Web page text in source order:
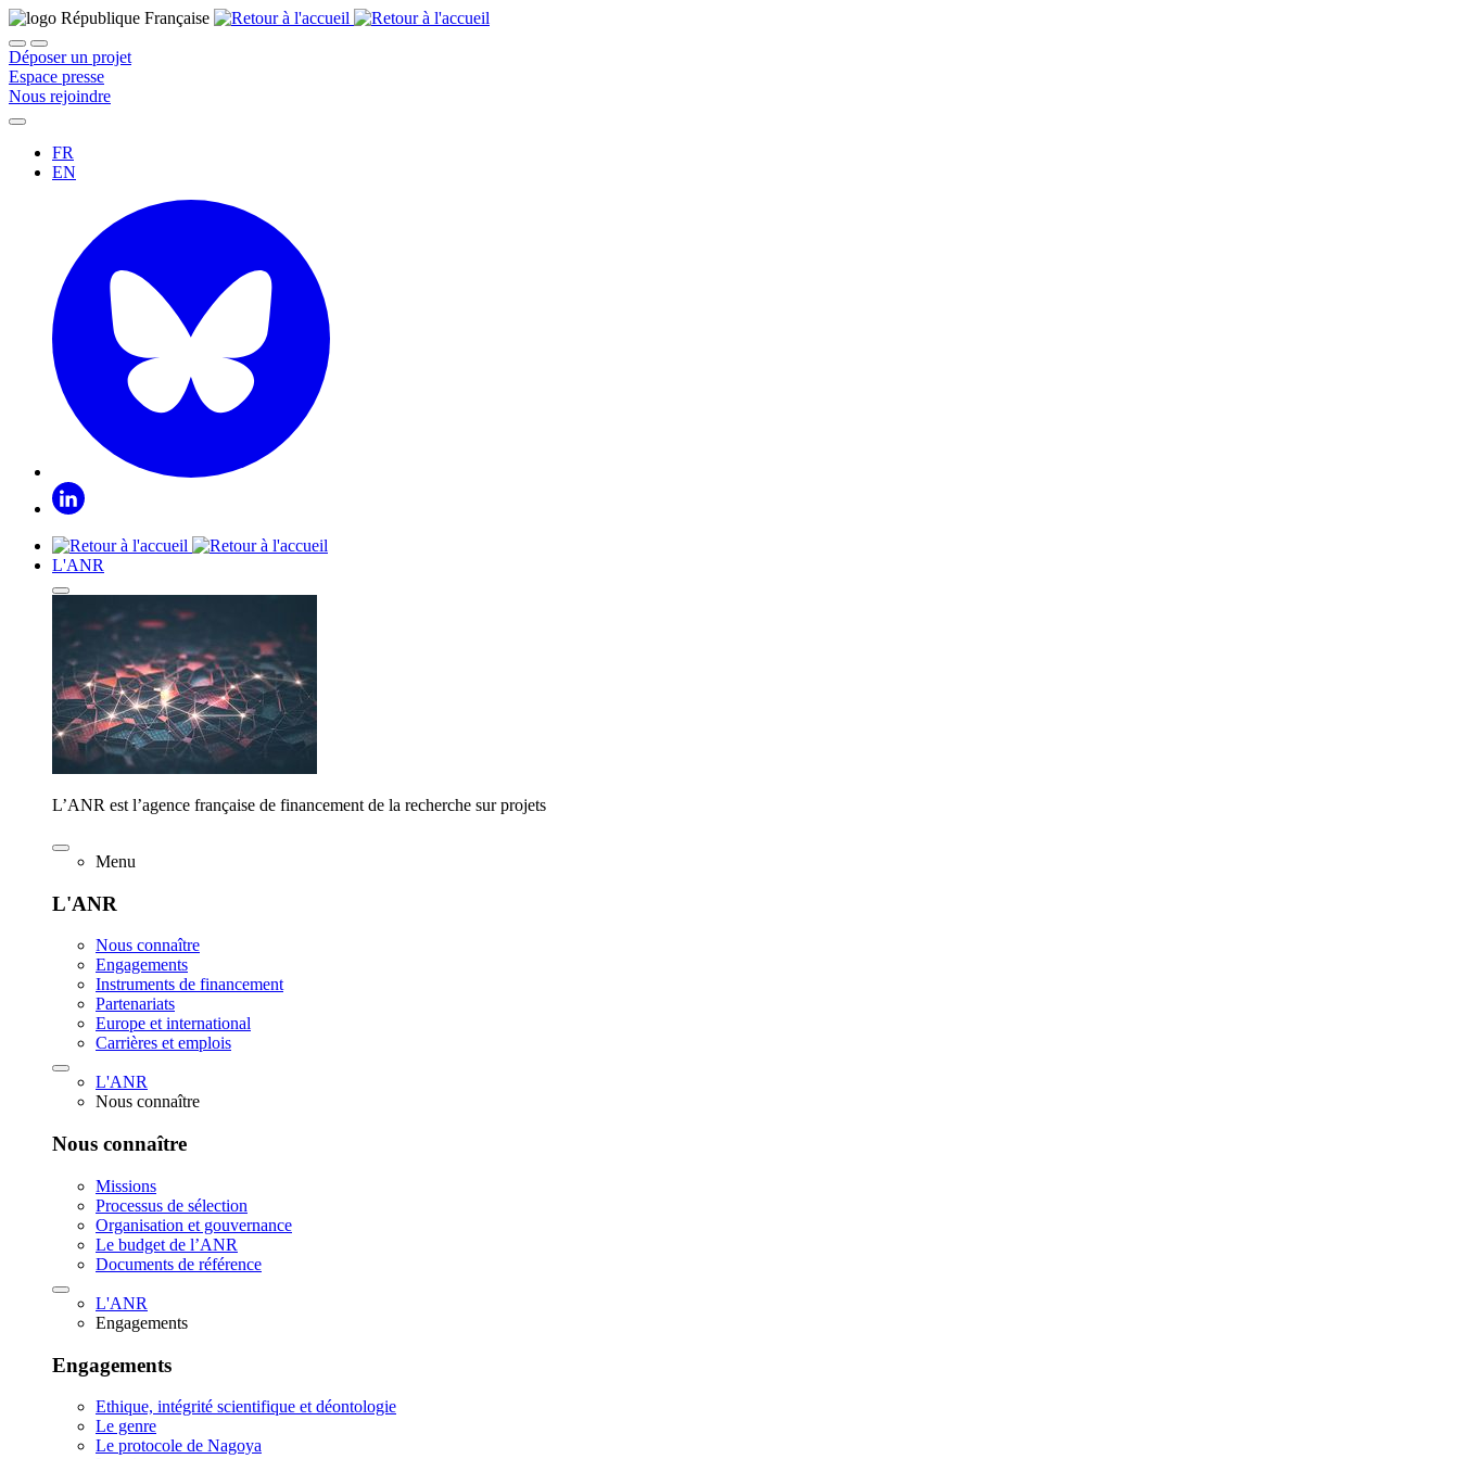
Déposer un projet
Espace presse
Nous rejoindre
FR
EN
L'ANR
L’ANR est l’agence française de financement de la recherche sur projets
Menu
L'ANR
Nous connaître
Engagements
Instruments de financement
Partenariats
Europe et international
Carrières et emplois
L'ANR
Nous connaître
Nous connaître
Missions
Processus de sélection
Organisation et gouvernance
Le budget de l’ANR
Documents de référence
L'ANR
Engagements
Engagements
Ethique, intégrité scientifique et déontologie
Le genre
Le protocole de Nagoya